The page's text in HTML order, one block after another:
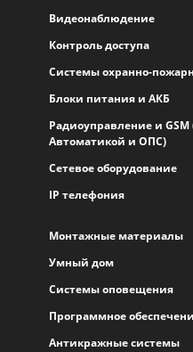
Видеонаблюдение
Контроль доступа
Системы охранно-
Блоки питания и АКБ
Радиоуправление и
Автоматикой и ОПС)
Сетевое оборудование
IP телефония
Монтажные материалы
Умный дом
Системы оповещения
Программное
Антикражные системы